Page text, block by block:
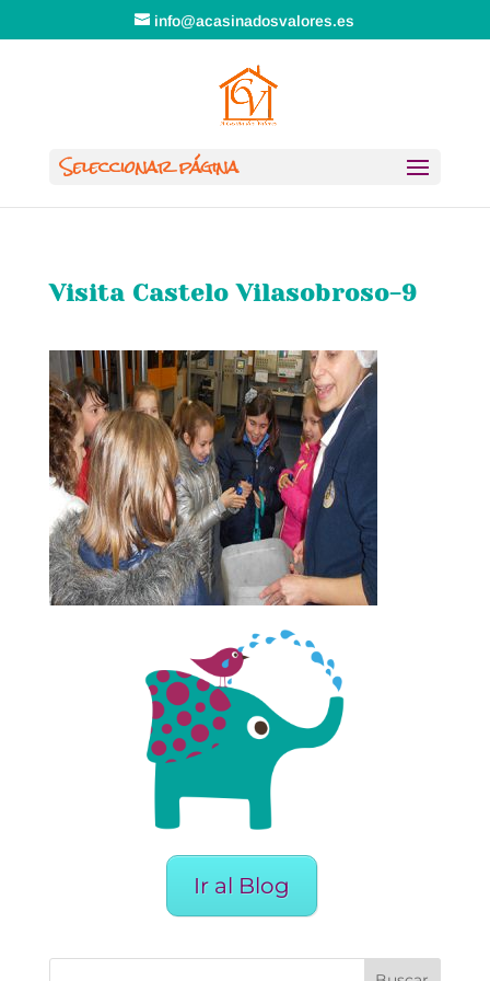
info@acasinadosvalores.es
Seleccionar página
Visita Castelo Vilasobroso-9
Ir al Blog